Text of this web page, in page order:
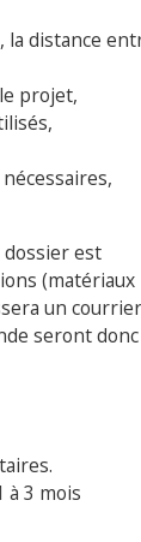
la distance
projet,
dossier est
(matériaux
un
seront donc
à 3 mois